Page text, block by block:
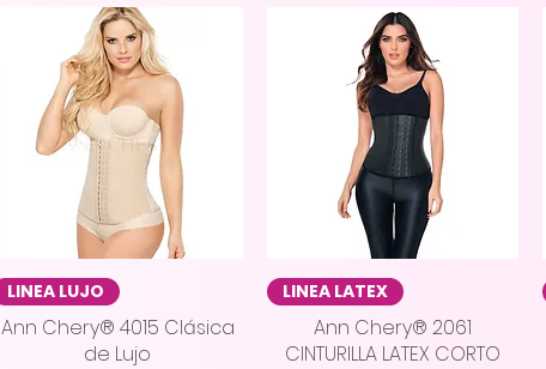
Vista rápida
LINEA LUJO
Ann Chery® 4015 Clásica
de Lujo
Vista rápida
LINEA LATEX
Ann Chery® 2061
CINTURILLA LATEX CORTO